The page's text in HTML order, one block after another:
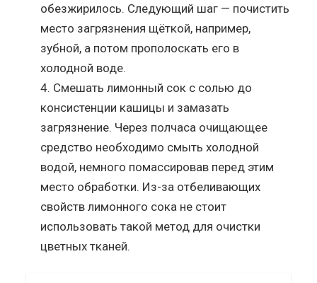
обезжирилось. Следующий шаг — почистить
место загрязнения щёткой, например,
зубной, а потом прополоскать его в
холодной воде.
Смешать лимонный сок с солью до
консистенции кашицы и замазать
загрязнение. Через полчаса очищающее
средство необходимо смыть холодной
водой, немного помассировав перед этим
место обработки. Из-за отбеливающих
свойств лимонного сока не стоит
использовать такой метод для очистки
цветных тканей.